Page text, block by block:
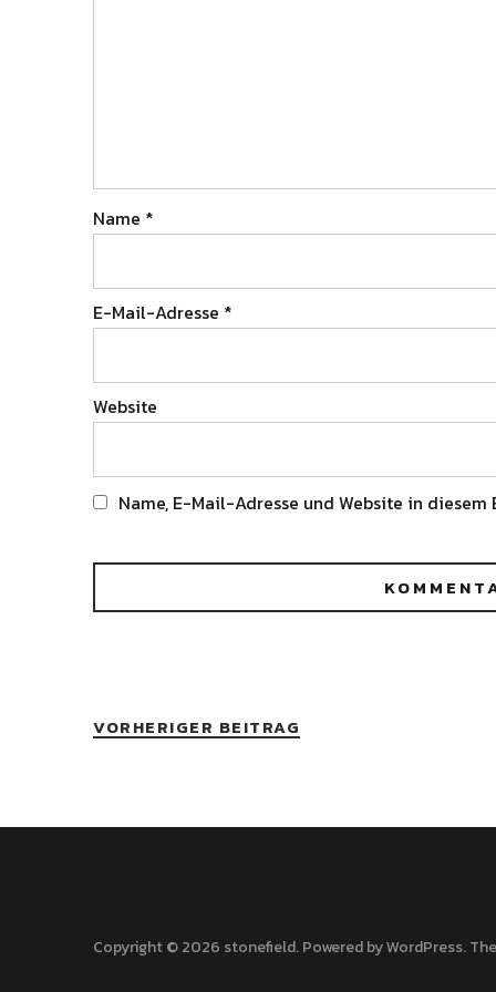
Name *
E-Mail-Adresse *
Website
Name, E-Mail-Adresse und Website in
VORHERIGER BEITRAG
Copyright © 2026 stonefield Powered byWordPress